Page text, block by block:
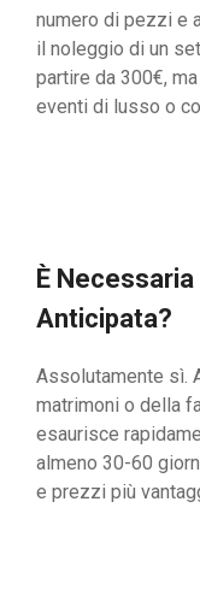
numero di pezzi e
il noleggio di un
partire da 300€,
eventi di lusso o
È
Anticipata?
Assolutamente sì.
matrimoni o della
esaurisce
almeno 30-60
e prezzi più